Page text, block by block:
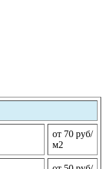
от 70 руб/
м2